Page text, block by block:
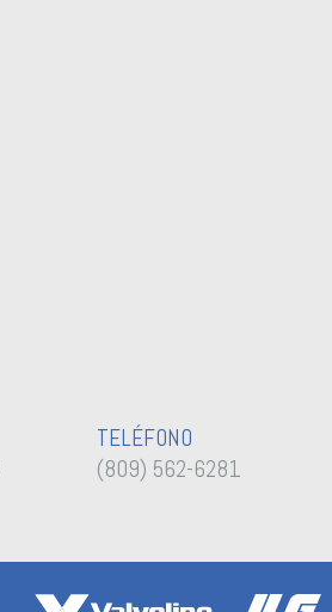
TELÉFONO
(809) 562-6281